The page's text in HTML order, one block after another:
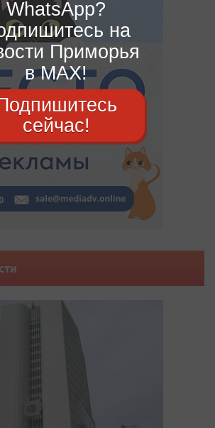
WhatsApp?
на
Приморья
в MAX!
сейчас!